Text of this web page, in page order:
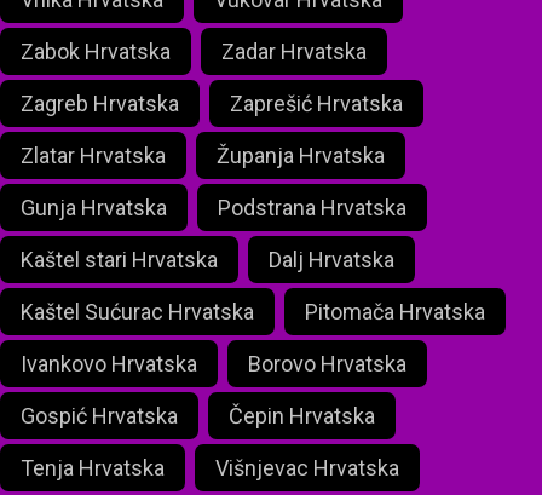
Zabok Hrvatska Zadar Hrvatska
Zagreb Hrvatska Zaprešić Hrvatska
Zlatar Hrvatska Županja Hrvatska
Gunja Hrvatska Podstrana Hrvatska
Kaštel stari Hrvatska Dalj Hrvatska
Kaštel Sućurac Hrvatska Pitomača Hrvatska
Ivankovo Hrvatska Borovo Hrvatska
Gospić Hrvatska Čepin Hrvatska
Tenja Hrvatska Višnjevac Hrvatska